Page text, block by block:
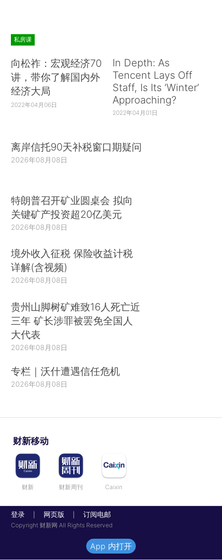
私房课
向松祚：宏观经济70
讲，带你了解国内外
经济大局
2022年04月06日
In Depth: As
Tencent Lays Off
Staff, Is Its ‘Winter’
Approaching?
2022年04月01日
离岸信托90天补税窗口期疑问
2026年08月08日
特朗普召开矿业圆桌会 拟向
关键矿产投资超20亿美元
2026年08月08日
境外收入征税 保险收益计税
详解(含视频)
2026年08月08日
贵州山脚树矿难致16人死亡近
三年 矿长涉罪被罢免全国人
大代表
2026年08月08日
专栏｜沃什遭遇信任危机
2026年08月08日
财新移动
财新 财新周刊 Caixin
登录 网页版 订阅电邮
Copyright 财新网 All Rights Reserved
App 内打开